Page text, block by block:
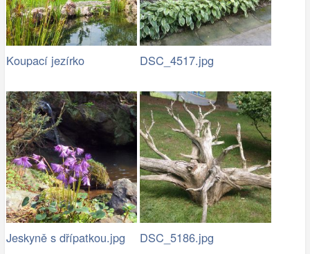
Koupací jezírko DSC_4517.jpg
Jeskyně s dřípatkou.jpg DSC_5186.jpg